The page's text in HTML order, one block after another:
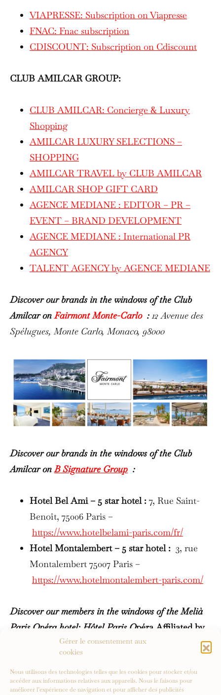
Gérer le consentement aux
cookies
Nous utilisons des technologies telles que les cookies pour stocker et/ou
accéder aux informations relatives aux appareils. Nous le faisons pour
améliorer l’expérience de navigation et pour afficher des publicités
VIAPRESSE: Subscription on Viapresse
FNAC: Fnac subscription
CDISCOUNT: Subscription on Cdiscount
CLUB AMILCAR GROUP:
CLUB AMILCAR: Concierge & Luxury
Shopping
AMILCAR LUXURY SELECTIONS –
SHOPPING
AMILCAR TRAVEL by CLUB AMILCAR
AMILCAR SHOP GIFT CARD
AGENCE MEDIANE : EDITOR – PR –
EVENT – BRAND DEVELOPMENT
AGENCE MEDIANE : International PR
AGENCY
TALENT AGENCY by AGENCE MEDIANE
Discover our brands in the windows of the Club
Amilcar on Fairmont Monte-Carlo: 12 Avenue des
Spélugues, Monte Carlo, Monaco, 98000
Discover our brands in the windows of the Club
Amilcar onB Signature Group :
Hotel Bel Ami – 5 star hotel : 7, Rue Saint-
Benoît, 75006 Paris –
https://www.hotelbelami-paris.com/fr/
Hotel Montalembert – 5 star hotel : 3, rue
Montalembert 75007 Paris –
https://www.hotelmontalembert-paris.com/
Discover our members in the windows of the Melià
Paris Opéra hotel: Hôtel Paris Opéra Affiliated by
Address in Paris : 3 Bd Montmartre, 75002